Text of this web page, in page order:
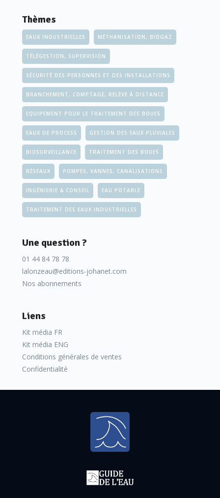
Thèmes
EAUX INDUSTRIELLES MÉTHANISATION, BIOGAZ
TÉLÉGESTION, SUPERVISION
SÉCURITÉ DES PERSONNES ET DES INSTALLATIONS
BRANCHEMENT, COMPTAGE, RELÈVE À DISTANCE
EQUIPEMENT POUR LE TRAITEMENT DES BOUES
EAUX DE PROCESS GESTION DES EAUX PLUVIALES
BIOSURVEILLANCE TRAITEMENT DES BOUES
RÉSEAUX POMPES, VANNES, CANALISATIONS
INGÉNIERIE & CONSEIL EAU POTABLE
TRAITEMENT DES EAUX INDUSTRIELLES
Une question ?
01 44 84 78 78
lalonzeau@editions-johanet.com
Nos abonnements
Liens
Kit média FR
Kit média ENG
Conditions générales de ventes
Confidentialité